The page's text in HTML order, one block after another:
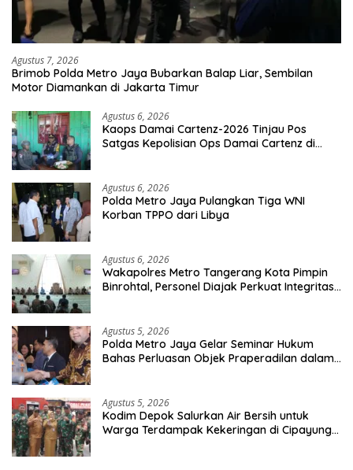
Agustus 7, 2026
Brimob Polda Metro Jaya Bubarkan Balap Liar, Sembilan
Motor Diamankan di Jakarta Timur
Agustus 6, 2026
Kaops Damai Cartenz-2026 Tinjau Pos
Satgas Kepolisian Ops Damai Cartenz di
Agustus 6, 2026
Polda Metro Jaya Pulangkan Tiga WNI
Korban TPPO dari Libya
Agustus 6, 2026
Wakapolres Metro Tangerang Kota Pimpin
Binrohtal, Personel Diajak Perkuat Integritas
Agustus 5, 2026
Polda Metro Jaya Gelar Seminar Hukum
Bahas Perluasan Objek Praperadilan dalam
Agustus 5, 2026
Kodim Depok Salurkan Air Bersih untuk
Warga Terdampak Kekeringan di Cipayung